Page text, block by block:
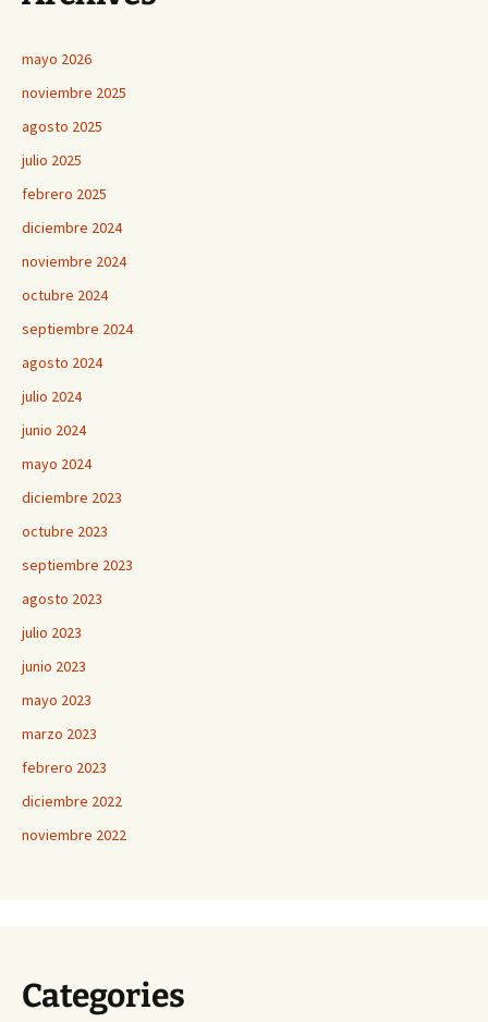
mayo 2026
noviembre 2025
agosto 2025
julio 2025
febrero 2025
diciembre 2024
noviembre 2024
octubre 2024
septiembre 2024
agosto 2024
julio 2024
junio 2024
mayo 2024
diciembre 2023
octubre 2023
septiembre 2023
agosto 2023
julio 2023
junio 2023
mayo 2023
marzo 2023
febrero 2023
diciembre 2022
noviembre 2022
Categories